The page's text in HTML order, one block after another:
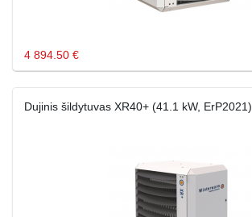
4 894.50 €
Dujinis šildytuvas XR40+ (41.1 kW, ErP2021)